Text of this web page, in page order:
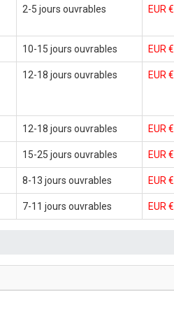
2-5 jours ouvrables EUR
10-15 jours ouvrables EUR
12-18 jours ouvrables EUR
12-18 jours ouvrables EUR
15-25 jours ouvrables EUR
8-13 jours ouvrables EUR
7-11 jours ouvrables EUR